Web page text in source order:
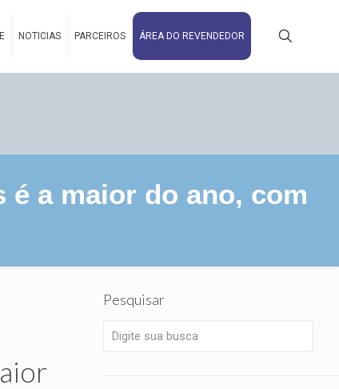
NOTICIAS PARCEIROS ÁREA DO REVENDEDOR
é a maior do ano, com
Pesquisar